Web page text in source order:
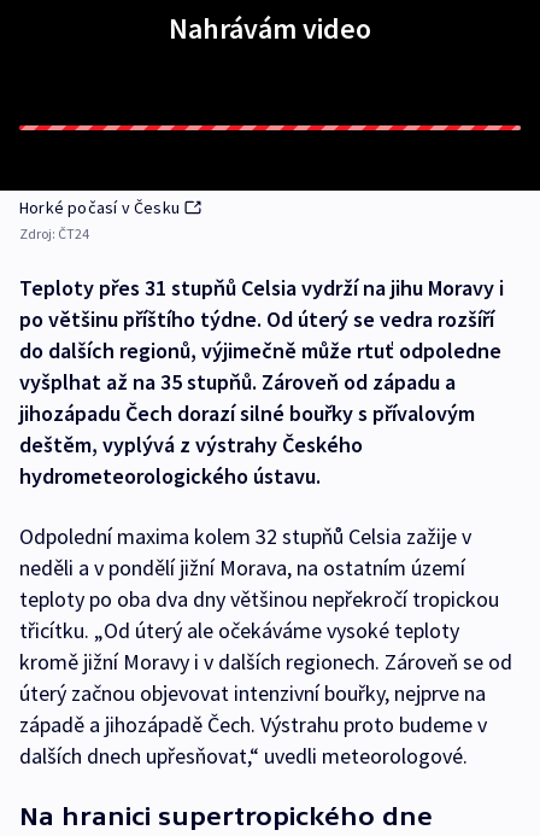
Nahrávám video
Horké počasí v Česku
Zdroj: ČT24
Teploty přes 31 stupňů Celsia vydrží na jihu Moravy i
po většinu příštího týdne. Od úterý se vedra rozšíří
do dalších regionů, výjimečně může rtuť odpoledne
vyšplhat až na 35 stupňů. Zároveň od západu a
jihozápadu Čech dorazí silné bouřky s přívalovým
deštěm, vyplývá z výstrahy Českého
hydrometeorologického ústavu.
Odpolední maxima kolem 32 stupňů Celsia zažije v
neděli a v pondělí jižní Morava, na ostatním území
teploty po oba dva dny většinou nepřekročí tropickou
třicítku. „Od úterý ale očekáváme vysoké teploty
kromě jižní Moravy i v dalších regionech. Zároveň se od
úterý začnou objevovat intenzivní bouřky, nejprve na
západě a jihozápadě Čech. Výstrahu proto budeme v
dalších dnech upřesňovat,“ uvedli meteorologové.
Na hranici supertropického dne